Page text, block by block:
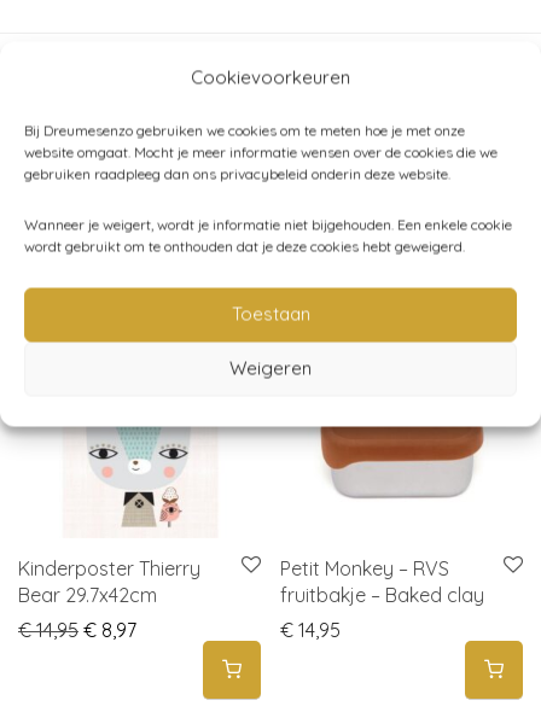
Cookievoorkeuren
Bij Dreumesenzo gebruiken we cookies om te meten hoe je met onze
website omgaat. Mocht je meer informatie wensen over de cookies die we
gebruiken raadpleeg dan ons privacybeleid onderin deze website.
Wanneer je weigert, wordt je informatie niet bijgehouden. Een enkele cookie
wordt gebruikt om te onthouden dat je deze cookies hebt geweigerd.
Toestaan
Weigeren
KS1474 - boerderij
Uncategorized
Gerelateerde producten
-40%
Kinderposter Thierry
Bear 29.7x42cm
€14,95 Original price was: € 14,95.
€ 8,97Current price is: € 8,97.
Petit Monkey – RVS
fruitbakje – Baked clay
€ 14,95